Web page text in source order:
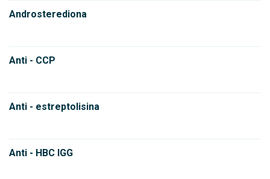
Androsterediona
Anti - CCP
Anti - estreptolisina
Anti - HBC IGG